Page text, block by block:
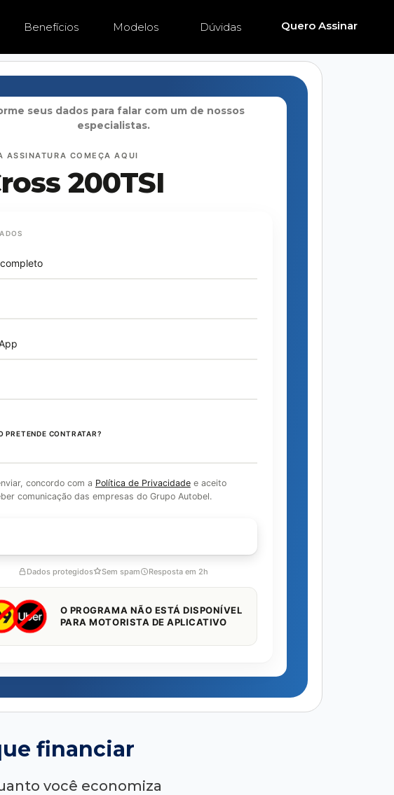
Benefícios Modelos Dúvidas Quero Assinar
seus dados para falar com um de nossos
especialistas.
ASSINATURA COMEÇA AQUI
200TSI
PRETENDE CONTRATAR?
concordo com a Política de Privacidadee aceito
comunicação das empresas do Grupo Autobel.
Dados protegidos Sem spam Resposta em 2h
O PROGRAMA NÃO ESTÁ DISPONÍVEL
PARA MOTORISTA DE APLICATIVO
financiar
você economiza